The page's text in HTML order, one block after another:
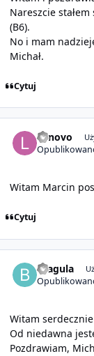
Nareszcie
(B6).
No i mam
Michał.
Cytuj
Lenovo
Witam Marcin
Cytuj
bragula
Witam
Od niedawna
Pozdrawiam,